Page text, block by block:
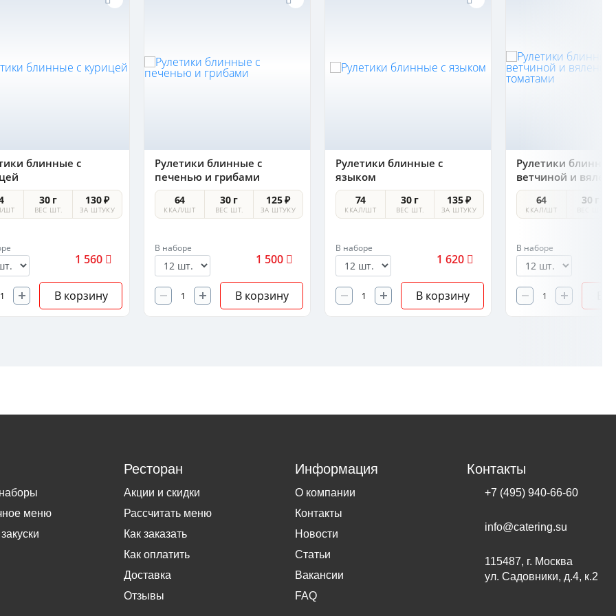
блинные с
ШТ
30 г
ВЕС ШТ.
130 ₽
ЗА ШТУКУ
1 560
В корзину
Рулетики блинные с
печенью и грибами
64
ККАЛ/ШТ
30 г
ВЕС ШТ.
125 ₽
ЗА ШТУКУ
В наборе
1 500
В корзину
Рулетики блинные с
языком
74
ККАЛ/ШТ
30 г
ВЕС ШТ.
135 ₽
ЗА ШТУКУ
В наборе
1 620
В корзину
Рулетики
ветчиной и
томатами
64
ККАЛ/ШТ
30 г
ВЕС ШТ.
В наборе
меню
Ресторан
Акции и скидки
Рассчитать меню
Как заказать
Как оплатить
Доставка
Отзывы
Информация
О компании
Контакты
Новости
Статьи
Вакансии
FAQ
Контакты
+7 (495) 940-66-60
info@catering.su
115487, г. Москва
ул. Садовники, д.4, к.2